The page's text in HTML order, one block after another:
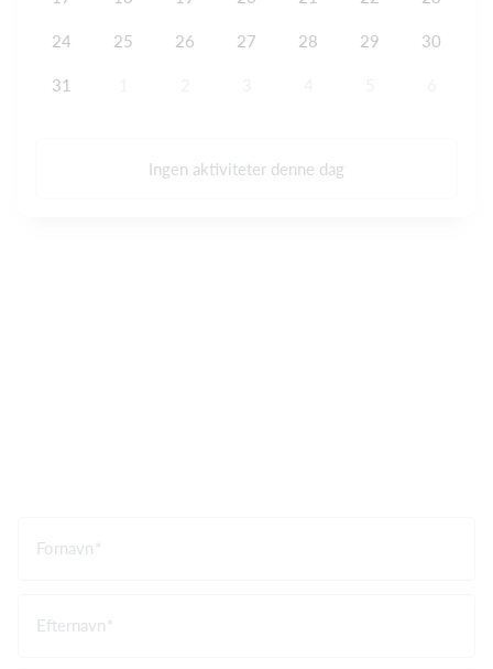
24 25 26 27 28 29 30
31
Ingen aktiviteter denne dag
Fornavn
Efternavn